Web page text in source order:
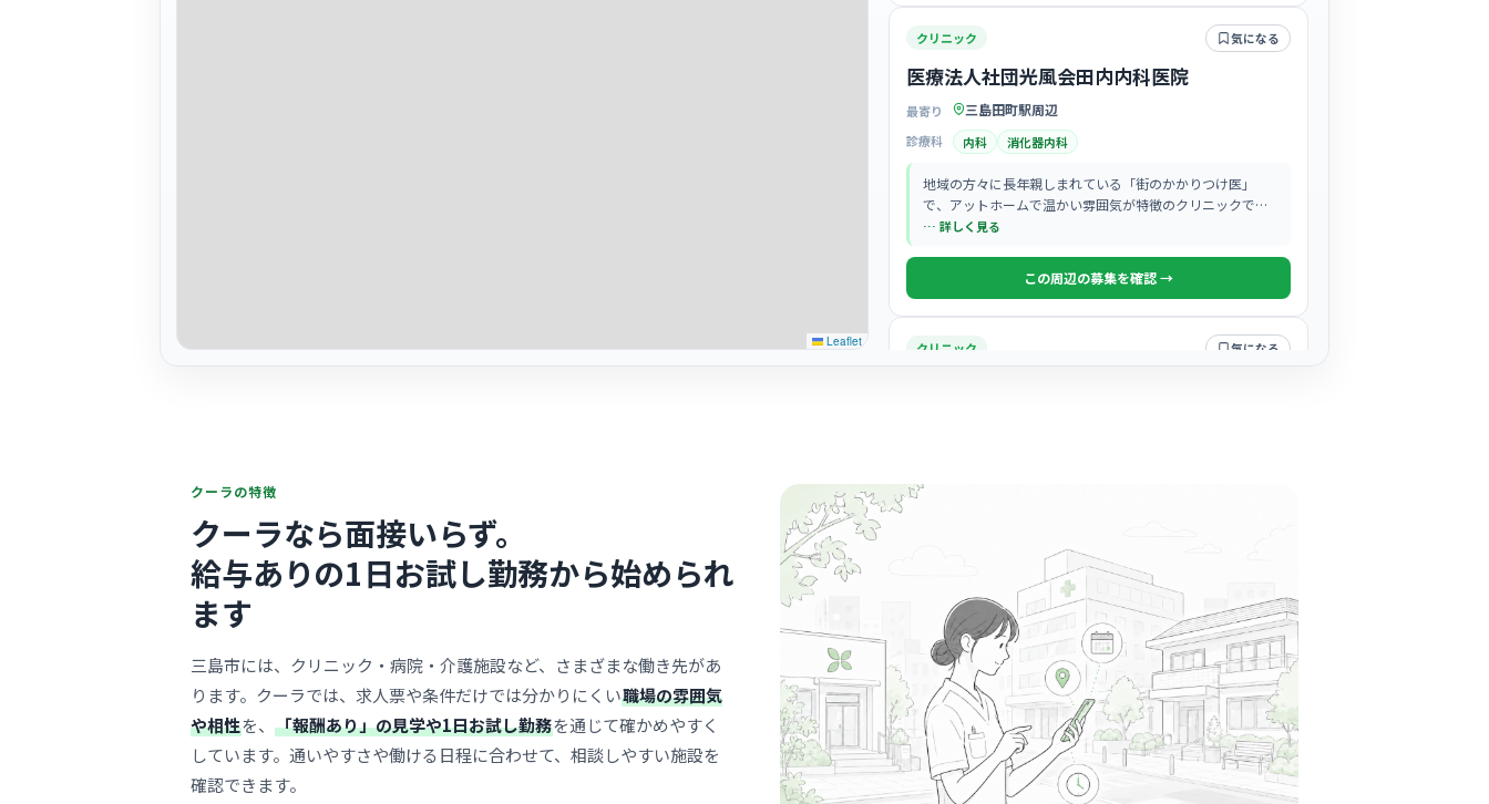
Leaflet
クリニック 気になる
医療法人社団光風会田内内科医院
最寄り 三島田町駅周辺
診療科 内科 消化器内科
地域の方々に長年親しまれている「街のかかりつけ医」
で、アットホームで温かい雰囲気が特徴のクリニックで
す。
… 詳しく見る
この周辺の募集を確認 →
クリニック 気になる
この周辺の募集を確認 →
病院 気になる
三島中央病院
社会医療法人志仁会
最寄り
三島駅周辺
クーラの特徴
クーラなら面接いらず。
給与ありの1日お試し勤務から始められ
ます
三島市には、クリニック・病院・介護施設など、さまざまな働き先があ
ります。クーラでは、求人票や条件だけでは分かりにくい職場の雰囲気
や相性を、 「報酬あり」の見学や1日お試し勤務を通じて確かめやすく
しています。通いやすさや働ける日程に合わせて、相談しやすい施設を
確認できます。